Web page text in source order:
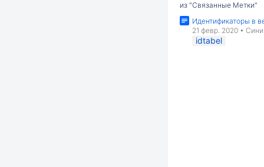
из "Связанные Метки"
Идентификаторы в
21 февр. 2020 •
idtabel